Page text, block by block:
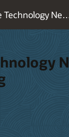
Network Japan Blog